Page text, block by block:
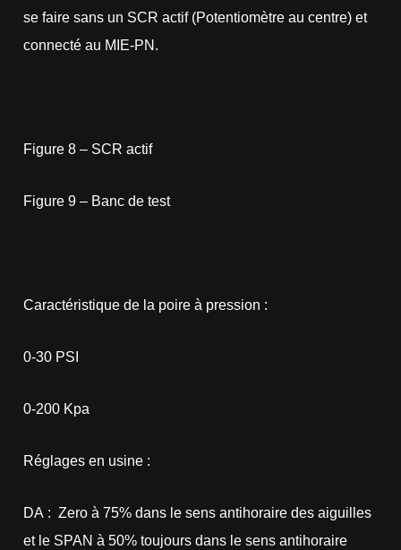
se faire sans un SCR actif (Potentiomètre au centre) et
connecté au MIE-PN.
Figure 8 – SCR actif
Figure 9 – Banc de test
Caractéristique de la poire à pression :
0-30 PSI
0-200 Kpa
Réglages en usine :
DA : Zero à 75% dans le sens antihoraire des aiguilles
et le SPAN à 50% toujours dans le sens antihoraire